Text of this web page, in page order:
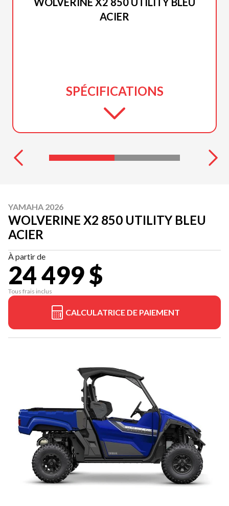
ACIER
SPÉCIFICATIONS
YAMAHA 2026
WOLVERINE X2 850 UTILITY BLEU
ACIER
À partir de
24 499 $
Tous frais inclus
CALCULATRICE DE PAIEMENT